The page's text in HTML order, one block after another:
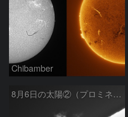
Chibamber
8月6日の太陽②（プロミネン北東縁 ）